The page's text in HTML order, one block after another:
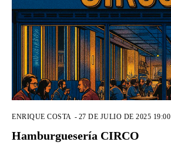
ENRIQUE COSTA - 27 DE JULIO DE 2025 19:00
Hamburguesería CIRCO